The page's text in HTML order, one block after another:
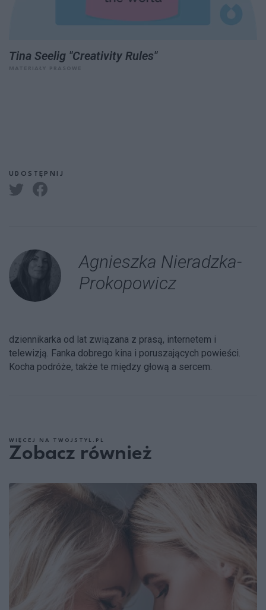
Tina Seelig "Creativity Rules"
UDOSTĘPNIJ
Agnieszka Nieradzka-
Prokopowicz
dziennikarka od lat związana z prasą, internetem i
telewizją. Fanka dobrego kina i poruszających powieści.
Kocha podróże, także te między głową a sercem.
WIĘCEJ NA TWOJSTYL.PL
Zobacz również